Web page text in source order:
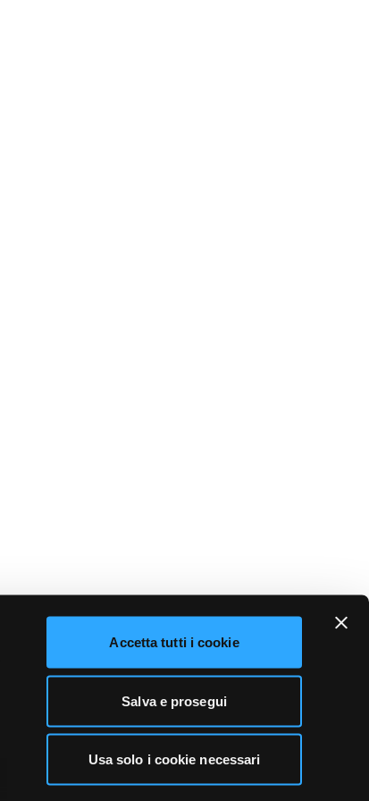
Accetta tutti i cookie
Salva e prosegui
Usa solo i cookie necessari